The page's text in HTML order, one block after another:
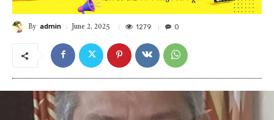
By admin June 2, 2025 1279 0